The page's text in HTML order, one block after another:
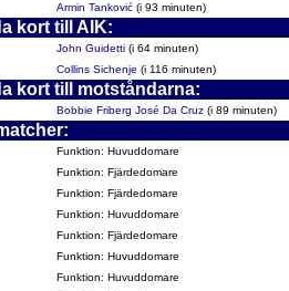
Armin Tanković (i 93 minuten)
kort till AIK:
John Guidetti (i 64 minuten)
Collins Sichenje (i 116 minuten)
kort till motståndarna:
Bobbie Friberg José Da Cruz (i 89 minuten)
Funktion: Huvuddomare
Funktion: Fjärdedomare
Funktion: Fjärdedomare
Funktion: Huvuddomare
Funktion: Fjärdedomare
Funktion: Huvuddomare
Funktion: Huvuddomare